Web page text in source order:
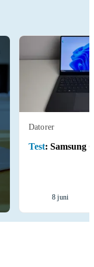
Datorer
Test: Samsung
8 juni